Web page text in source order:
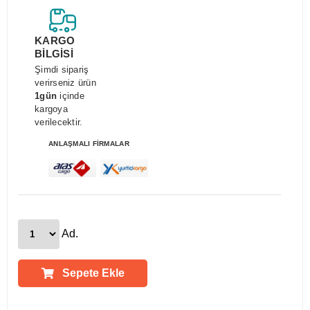
KARGO
BİLGİSİ
Şimdi sipariş
verirseniz ürün
1gün içinde
kargoya
verilecektir.
ANLAŞMALI FİRMALAR
Ad.
Sepete Ekle